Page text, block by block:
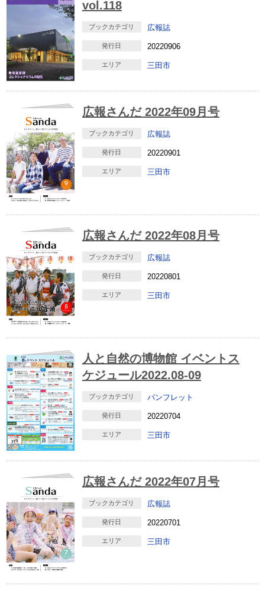
vol.118
ブックカテゴリ 広報誌
発行日 20220906
エリア 三田市
広報さんだ 2022年09月号
ブックカテゴリ 広報誌
発行日 20220901
エリア 三田市
広報さんだ 2022年08月号
ブックカテゴリ 広報誌
発行日 20220801
エリア 三田市
人と自然の博物館 イベントス
ケジュール2022.08-09
ブックカテゴリ パンフレット
発行日 20220704
エリア 三田市
広報さんだ 2022年07月号
ブックカテゴリ 広報誌
発行日 20220701
エリア 三田市